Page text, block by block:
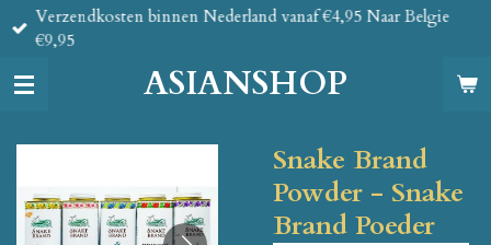
Ga
direct
de
ASIANSHOP
Verzendkosten binnen Nederland vanaf €4,95 Naar Belgie
€9,95
Snake Brand
Powder - Snake
Brand Poeder